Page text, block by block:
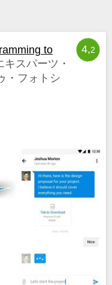
4,2
to
スパーツ・
・フォトシ